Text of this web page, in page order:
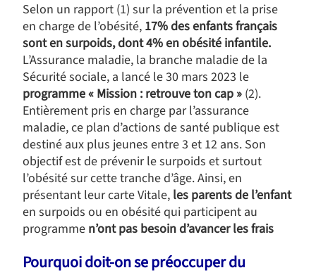
Selon un rapport (1) sur la prévention et la prise
en charge de l’obésité, 17% des enfants français
sont en surpoids, dont 4% en obésité infantile.
L’Assurance maladie, la branche maladie de la
Sécurité sociale, a lancé le 30 mars 2023 le
programme « Mission : retrouve ton cap » (2).
Entièrement pris en charge par l’assurance
maladie, ce plan d’actions de santé publique est
destiné aux plus jeunes entre 3 et 12 ans. Son
objectif est de prévenir le surpoids et surtout
l’obésité sur cette tranche d’âge. Ainsi, en
présentant leur carte Vitale, les parents de l’enfant
en surpoids ou en obésité qui participent au
programme n’ont pas besoin d’avancer les frais
Pourquoi doit-on se préoccuper du